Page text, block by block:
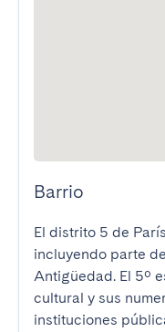
Barrio
El distrito 5 de
incluyendo parte
Antigüedad. El 5º
cultural y sus
instituciones